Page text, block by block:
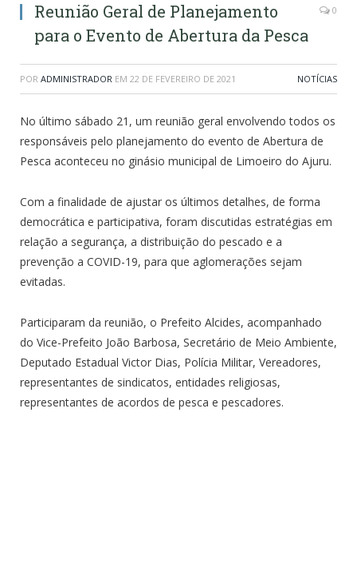
Reunião Geral de Planejamento
para o Evento de Abertura da Pesca
0
POR ADMINISTRADOR EM 22 DE FEVEREIRO DE 2021 NOTÍCIAS
No último sábado 21, um reunião geral envolvendo todos os
responsáveis pelo planejamento do evento de Abertura de
Pesca aconteceu no ginásio municipal de Limoeiro do Ajuru.
Com a finalidade de ajustar os últimos detalhes, de forma
democrática e participativa, foram discutidas estratégias em
relação a segurança, a distribuição do pescado e a
prevenção a COVID-19, para que aglomerações sejam
evitadas.
Participaram da reunião, o Prefeito Alcides, acompanhado
do Vice-Prefeito João Barbosa, Secretário de Meio Ambiente,
Deputado Estadual Victor Dias, Polícia Militar, Vereadores,
representantes de sindicatos, entidades religiosas,
representantes de acordos de pesca e pescadores.